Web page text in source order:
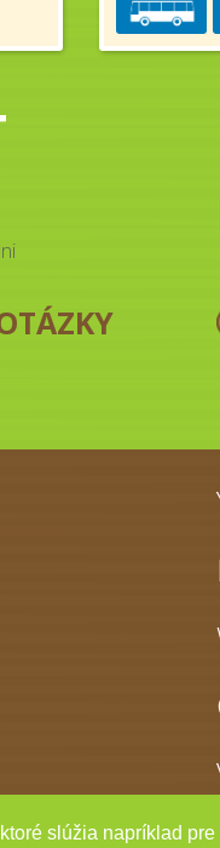
slúžia napríklad